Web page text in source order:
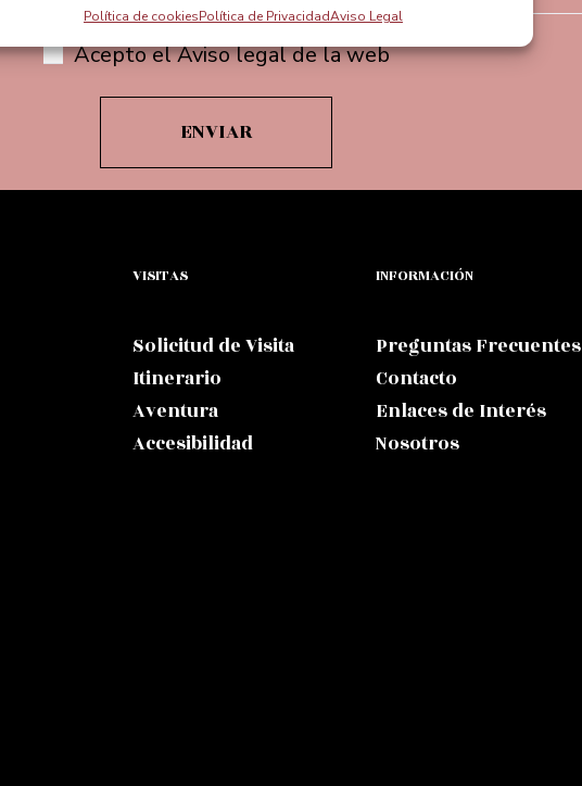
Política de cookiesPolítica de PrivacidadAviso Legal
Acepto el Aviso legal de la web
VISITAS
Solicitud de Visita
Itinerario
Aventura
Accesibilidad
INFORMACIÓN
Preguntas Frecuentes
Contacto
Enlaces de Interés
Nosotros